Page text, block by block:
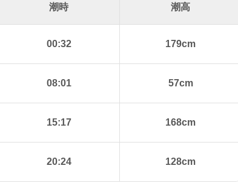
潮時 潮高
00:32 179cm
08:01 57cm
15:17 168cm
20:24 128cm